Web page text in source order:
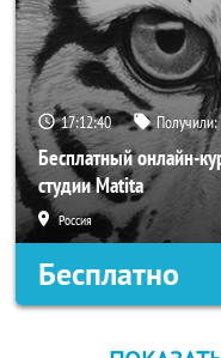
17:12:40 Получили:
Бесплатный онлайн-
студии Matita
Россия
Бесплатно